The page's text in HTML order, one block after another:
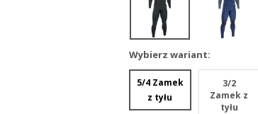
Wybierz wariant:
5/4 Zamek
z tyłu
3/2
Zamek z
tyłu